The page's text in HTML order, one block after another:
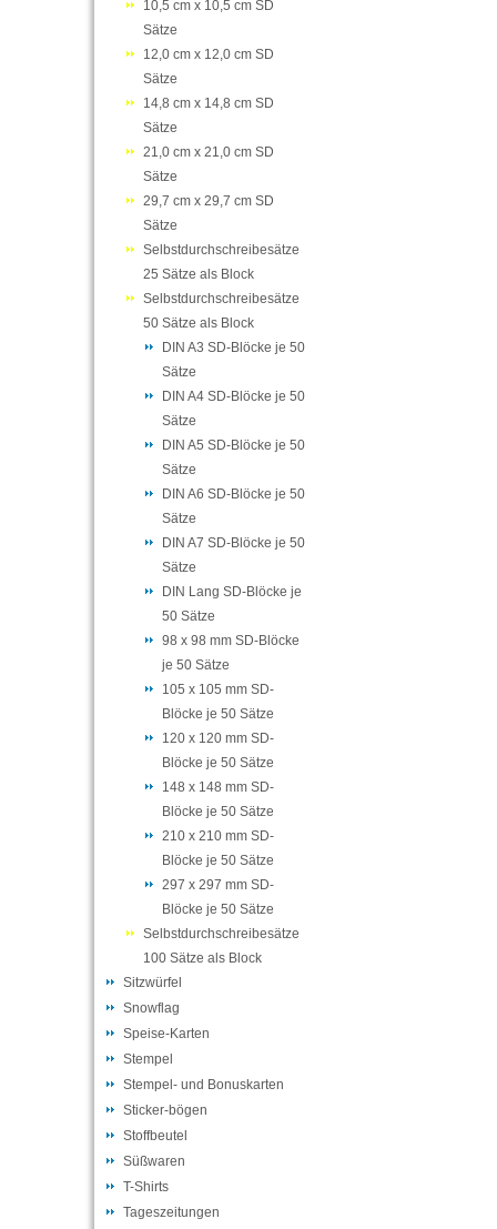
10,5 cm x 10,5 cm SD
Sätze
12,0 cm x 12,0 cm SD
Sätze
14,8 cm x 14,8 cm SD
Sätze
21,0 cm x 21,0 cm SD
Sätze
29,7 cm x 29,7 cm SD
Sätze
Selbstdurchschreibesätze
25 Sätze als Block
Selbstdurchschreibesätze
50 Sätze als Block
DIN A3 SD-Blöcke je 50
Sätze
DIN A4 SD-Blöcke je 50
Sätze
DIN A5 SD-Blöcke je 50
Sätze
DIN A6 SD-Blöcke je 50
Sätze
DIN A7 SD-Blöcke je 50
Sätze
DIN Lang SD-Blöcke je
50 Sätze
98 x 98 mm SD-Blöcke
je 50 Sätze
105 x 105 mm SD-
Blöcke je 50 Sätze
120 x 120 mm SD-
Blöcke je 50 Sätze
148 x 148 mm SD-
Blöcke je 50 Sätze
210 x 210 mm SD-
Blöcke je 50 Sätze
297 x 297 mm SD-
Blöcke je 50 Sätze
Selbstdurchschreibesätze
100 Sätze als Block
Sitzwürfel
Snowflag
Speise-Karten
Stempel
Stempel- und Bonuskarten
Sticker-bögen
Stoffbeutel
Süßwaren
T-Shirts
Tageszeitungen